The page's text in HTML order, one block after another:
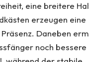
eine breitere
erzeugen eine
Daneben
noch bessere